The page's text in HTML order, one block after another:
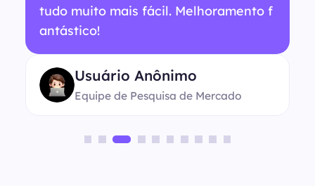
tudo muito mais fácil. Melhoramento f
antástico!
Usuário Anônimo
Equipe de Pesquisa de Mercado